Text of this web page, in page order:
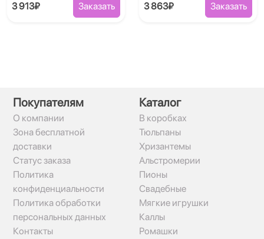
3 913₽ Заказать 3 863₽ Заказать
Покупателям
О компании
Зона бесплатной
доставки
Статус заказа
Политика
конфиденциальности
Политика обработки
персональных данных
Контакты
Каталог
В коробках
Тюльпаны
Хризантемы
Альстромерии
Пионы
Свадебные
Мягкие игрушки
Каллы
Ромашки